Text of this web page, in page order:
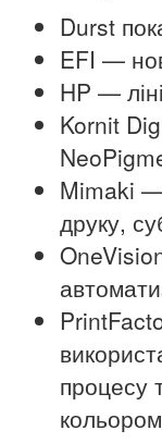
Durst
EFI —
HP —
Kornit
Mimaki —
друку,
процесу